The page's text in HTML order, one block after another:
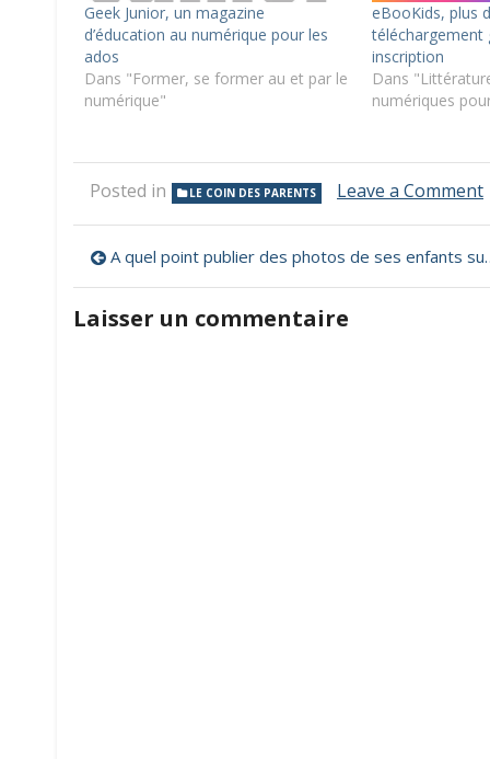
Geek Junior, un magazine
d’éducation au numérique pour les
ados
Dans "Former, se former au et par le
numérique"
eBooKids, plus
téléchargement
inscription
Dans
numériques
Posted in LE COIN DES PARENTS Leave a Comment
Navigation
de
l’article
A quel point publier des photos de ses enfants sur Facebook est-il dangereux ?
Laisser un commentaire